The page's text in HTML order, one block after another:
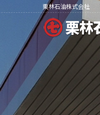
栗林石油株式会社